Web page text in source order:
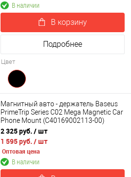
В наличии
В корзину
Подробнее
Цвет
Магнитный авто - держатель Baseus
PrimeTrip Series C02 Mega Magnetic Car
Phone Mount (C40169002113-00)
2 325 руб. / шт
1 595 руб. / шт
Оптовая цена
В наличии